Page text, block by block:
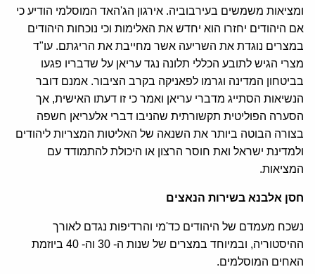
ומציאות משמשים בעירבוביה. אירגון הג'האד המוסלמי הודיע כי
אם היהודים יחזרו הוא יחדש את האלימות וכי נוכחות היהודים
במצרים נוגדת את השריעה אשר מחייבת את הריגתם. עו"ד
מצרי הגיש לתובע הכללי תלונה נגד עריאן על שדבריו פגעו
בביטחון המדינה וגרמו לפאניקה בקרב הציבור. אמנם דובר
הנשיאות הסתייג מדברי עריאן ואמר כי זו דעתו האישית, אך
הסערה הפוליטית תקשורתית שהניבו דברי אלעריאן חשפה
בצורה הבוטה ביותר את השנאה של האליטות המצריות ליהודים
ולמדינת ישראל ואת חוסר הרצון או היכולת להתמודד עם
המציאות.
חסן אלבנא בשירות הנאצים
נשכח מעמדם של היהודים כד'מי והרדיפות נגדם לאורך
ההיסטוריה, ובמיוחד במצרים של שנות ה- 30 וה- 40 ביוזמת
האחים המוסלמים.